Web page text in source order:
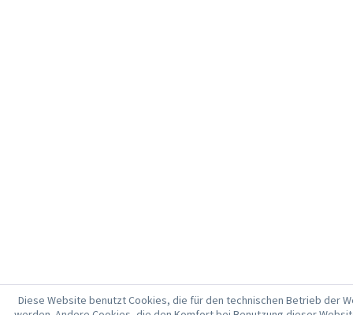
Diese Website benutzt Cookies, die für den technischen Betrieb der